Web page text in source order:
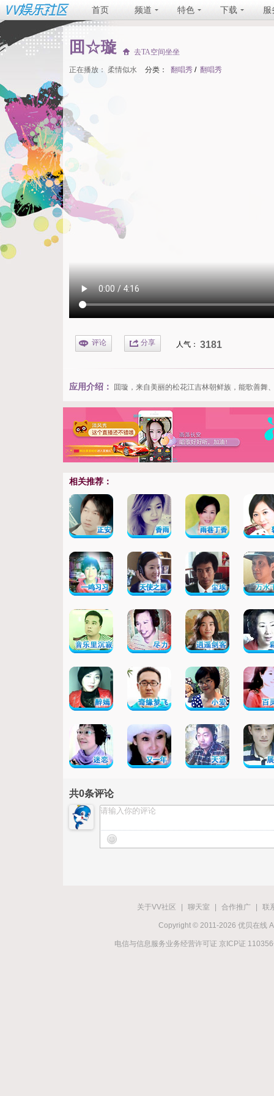
首页 频道 特色 下载 服
囬☆璇 去TA空间坐坐
正在播放： 柔情似水 分类： 翻唱秀 / 翻唱秀
评论 分享 人气： 3181
应用介绍： 囬璇，来自美丽的松花江吉林朝鲜族，能歌善舞
相关推荐：
共0条评论
关于VV社区 聊天室 合作推广 联
Copyright © 2011-2026 优贝在线
电信与信息服务业务经营许可证 京ICP证